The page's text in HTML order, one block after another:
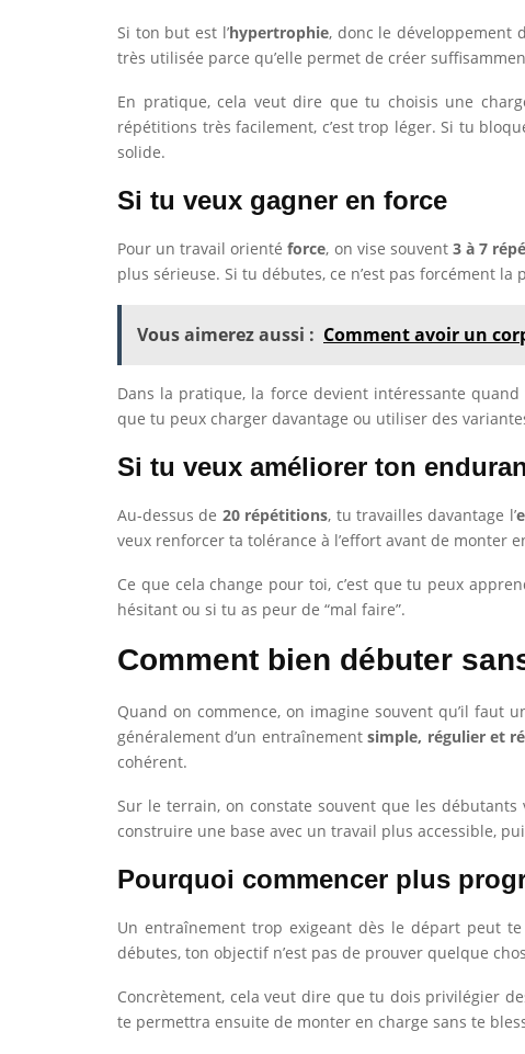
Si ton but est l’hypertrophie, donc le développement
très utilisée parce qu’elle permet de créer
En pratique, cela veut dire que tu choisis une
répétitions très facilement, c’est trop léger. Si tu
solide.
Si tu veux gagner en force
Pour un travail orientéforce, on vise souvent 3 à 7
plus sérieuse. Si tu débutes, ce n’est pas forcément
Vous aimerez aussi : Comment avoir un
Dans la pratique, la force devient intéressante quand
que tu peux charger davantage ou utiliser des
Si tu veux améliorer ton
Au-dessus de 20 répétitions, tu travailles davantage l’
veux renforcer ta tolérance à l’effort avant de monter
Ce que cela change pour toi, c’est que tu peux
hésitant ou si tu as peur de “mal faire”.
Comment bien débuter
Quand on commence, on imagine souvent qu’il faut
généralement d’un entraînementsimple, régulier et
cohérent.
Sur le terrain, on constate souvent que les
construire une base avec un travail plus accessible,
Pourquoi commencer plus
Un entraînement trop exigeant dès le départ peut
débutes, ton objectif n’est pas de prouver quelque
Concrètement, cela veut dire que tu dois privilégier
te permettra ensuite de monter en charge sans te